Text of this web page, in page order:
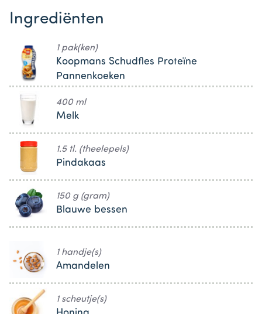
Ingrediënten
1 pak(ken)
Koopmans Schudfles Proteïne
Pannenkoeken
400 ml
Melk
1.5 tl. (theelepels)
Pindakaas
150 g (gram)
Blauwe bessen
1 handje(s)
Amandelen
1 scheutje(s)